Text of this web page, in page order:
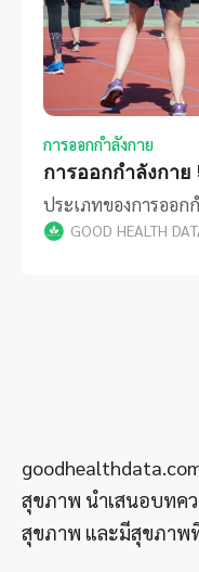
การออกกำลังกาย
การออกกำลังกาย
ประเภทของการออก
GOOD HEALTH
สุขภาพ นำเสนอบทค
สุขภาพ และมีสุขภา